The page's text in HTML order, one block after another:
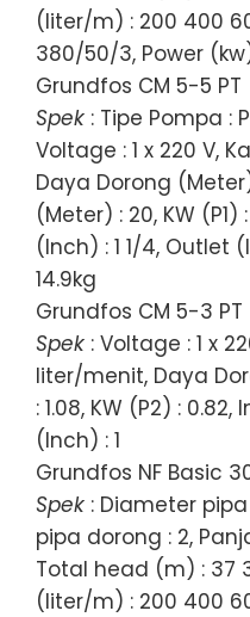
(liter/m) : 200 400
380/50/3, Power
Grundfos CM 5-5 PT
Spek : Tipe Pompa :
Voltage : 1 x 220 V,
Daya Dorong
(Meter) : 20, KW (P1)
(Inch) : 1 1/4, Outlet
14.9kg
Grundfos CM 5-3 PT
Spek : Voltage : 1 x
liter/menit, Daya
: 1.08, KW (P2) :
(Inch) : 1
Grundfos NF Basic
Spek : Diameter
pipa dorong : 2,
Total head (m) : 37
(liter/m) : 200 400